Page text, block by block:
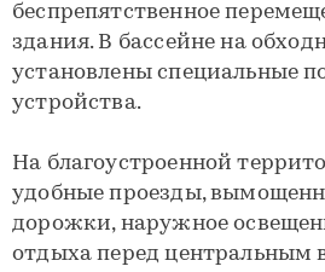
беспрепятственное
здания. В бассейне на
установлены специальные
устройства.
На благоустроенной
удобные проезды,
дорожки, наружное
отдыха перед центральным